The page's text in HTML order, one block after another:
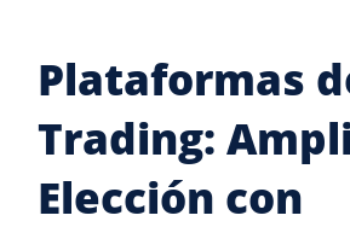
Plataformas
Trading:
Elección con